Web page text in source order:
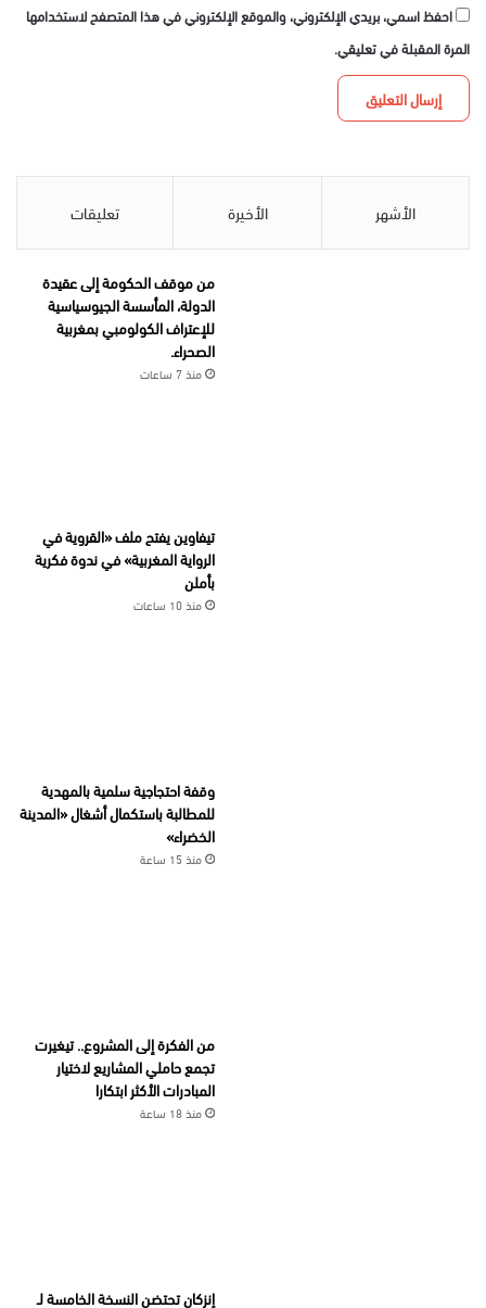
احفظ اسمي، بريدي الإلكتروني، والموقع الإلكتروني في هذا المتصفح لاستخدامها
المرة المقبلة في تعليقي.
الأشهر الأخيرة تعليقات
من موقف الحكومة إلى عقيدة
الدولة، المأسسة الجيوسياسية
للإعتراف الكولومبي بمغربية
الصحراء.
منذ 7 ساعات
تيفاوين يفتح ملف «القروية في
الرواية المغربية» في ندوة فكرية
بأملن
منذ 10 ساعات
وقفة احتجاجية سلمية بالمهدية
للمطالبة باستكمال أشغال «المدينة
الخضراء»
منذ 15 ساعة
من الفكرة إلى المشروع.. تيغيرت
تجمع حاملي المشاريع لاختيار
المبادرات الأكثر ابتكارا
منذ 18 ساعة
إنزكان تحتضن النسخة الخامسة لـ